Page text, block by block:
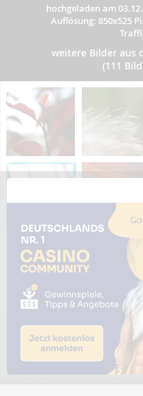
hochgeladen am
Auflösung: 850x525
weitere Bilder aus
(111
Das dargestellte Bild wurde von
übernimmt keinerlei Haftung für
jedoch bei Verstößen